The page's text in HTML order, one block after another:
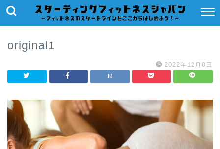
original1
2022年12月8日